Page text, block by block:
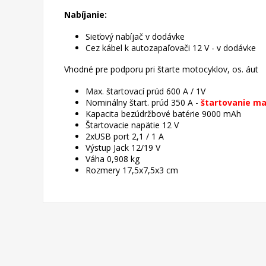
Nabíjanie:
Sieťový nabíjač v dodávke
Cez kábel k autozapaľovači 12 V - v dodávke
Vhodné pre podporu pri štarte motocyklov, os. áut
Max. štartovací prúd 600 A / 1V
Nominálny štart. prúd 350 A - štartovanie
Kapacita bezúdržbové batérie 9000 mAh
Štartovacie napätie 12 V
2xUSB port 2,1 / 1 A
Výstup Jack 12/19 V
Váha 0,908 kg
Rozmery 17,5x7,5x3 cm